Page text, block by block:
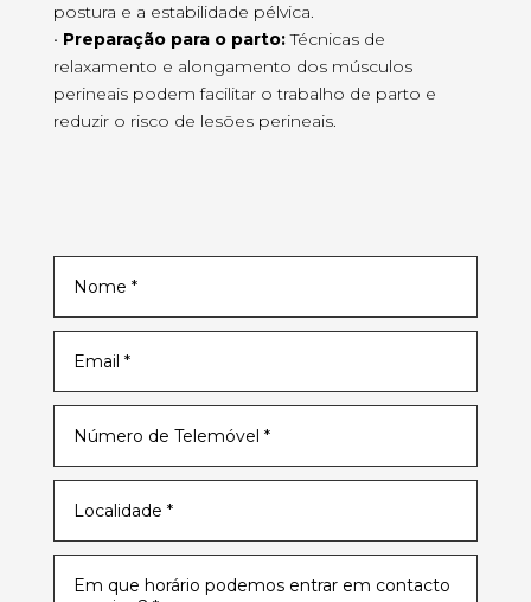
postura e a estabilidade pélvica.
• Preparação para o parto:Técnicas de
relaxamento e alongamento dos músculos
perineais podem facilitar o trabalho de parto e
reduzir o risco de lesões perineais.